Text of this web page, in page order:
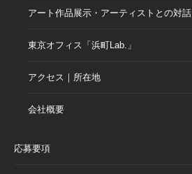
アート作品展示・アーティストとの対話
東京オフィス「浜町Lab.」
アクセス｜所在地
会社概要
応募要項